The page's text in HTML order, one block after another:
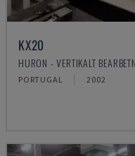
KX20
HURON - VERTIKALT
PORTUGAL 2002